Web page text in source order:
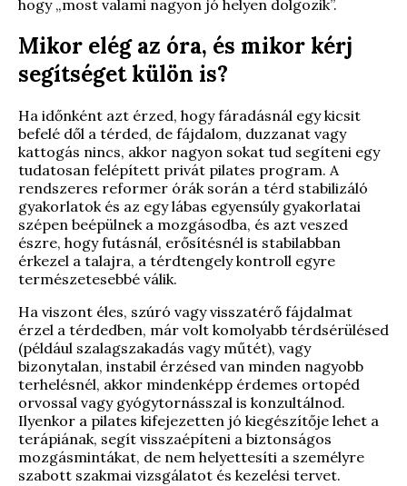
hogy „most valami nagyon jó helyen dolgozik”.
Mikor elég az óra, és mikor kérj
segítséget külön is?
Ha időnként azt érzed, hogy fáradásnál egy kicsit
befelé dől a térded, de fájdalom, duzzanat vagy
kattogás nincs, akkor nagyon sokat tud segíteni egy
tudatosan felépített privát pilates program. A
rendszeres reformer órák során a térd stabilizáló
gyakorlatok és az egy lábas egyensúly gyakorlatai
szépen beépülnek a mozgásodba, és azt veszed
észre, hogy futásnál, erősítésnél is stabilabban
érkezel a talajra, a térdtengely kontroll egyre
természetesebbé válik.
Ha viszont éles, szúró vagy visszatérő fájdalmat
érzel a térdedben, már volt komolyabb térdsérülésed
(például szalagszakadás vagy műtét), vagy
bizonytalan, instabil érzésed van minden nagyobb
terhelésnél, akkor mindenképp érdemes ortopéd
orvossal vagy gyógytornásszal is konzultálnod.
Ilyenkor a pilates kifejezetten jó kiegészítője lehet a
terápiának, segít visszaépíteni a biztonságos
mozgásmintákat, de nem helyettesíti a személyre
szabott szakmai vizsgálatot és kezelési tervet.